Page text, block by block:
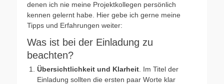
denen ich nie meine Projektkollegen persönlich
kennen gelernt habe. Hier gebe ich gerne meine
Tipps und Erfahrungen weiter:
Was ist bei der Einladung zu
beachten?
Übersichtlichkeit und Klarheit . Im Titel der
Einladung sollten die ersten paar Worte klar